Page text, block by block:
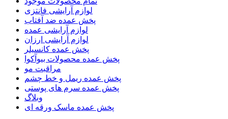
لوازم آرایشی فانتزی
پخش عمده ضد آفتاب
لوازم آرایشی عمده
لوازم آرایشی ارزان
پخش عمده کانسیلر
پخش عمده محصولات بیوآکوا
مراقبت مو
پخش عمده ریمل و خط چشم
پخش عمده سرم های پوستی
وبلاگ
پخش عمده ماسک ورقه ای